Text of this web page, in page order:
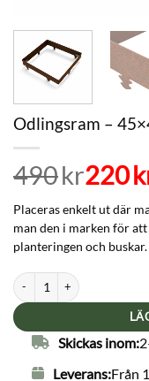
Odlingsram –
490kr
Det
priset
var:
490kr.
220
Det
nuvarande
priset
är:
220kr.
Placeras enkelt ut där
man den i marken för
planteringen och buskar.
Odlingsram - 45x45 cm mängd
Skickas inom:
Leverans:Från